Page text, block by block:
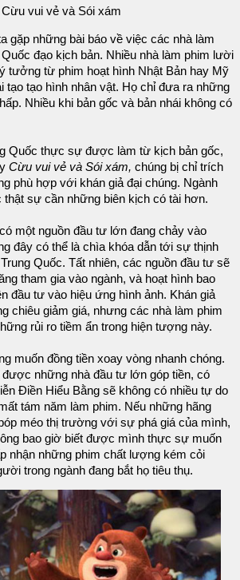
Cừu vui vẻ và Sói xám
gặp những bài báo về việc các nhà làm
đạo kịch bản. Nhiều nhà làm phim lười
tưởng từ phim hoạt hình Nhật Bản hay Mỹ
tạo tạo hình nhân vật. Họ chỉ đưa ra những
Nhiều khi bản gốc và bản nhái không có
Quốc thực sự được làm từ kịch bản gốc,
Cừu vui vẻ và Sói xám, chúng bị chỉ trích
phù hợp với khán giả đại chúng. Ngành
thật sự cần những biên kịch có tài hơn.
một nguồn đầu tư lớn đang chảy vào
đây có thể là chìa khóa dẫn tới sự thịnh
Quốc. Tất nhiên, các nguồn đầu tư sẽ
tham gia vào ngành, và hoạt hình bao
đầu tư vào hiệu ứng hình ảnh. Khán giả
chiêu giảm giá, nhưng các nhà làm phim
rủi ro tiềm ẩn trong hiện tượng này.
muốn đồng tiền xoay vòng nhanh chóng.
được những nhà đầu tư lớn góp tiền, có
Điền Hiểu Bằng sẽ không có nhiều tự do
tám năm làm phim. Nếu những hãng
méo thị trường với sự phá giá của mình,
bao giờ biết được mình thực sự muốn
nhận những phim chất lượng kém cỏi
trong ngành đang bắt họ tiêu thụ.